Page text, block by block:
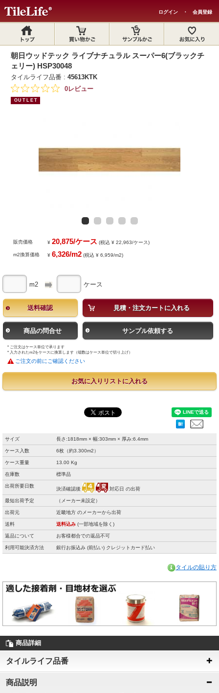
ログイン ・ 会員登録
朝日ウッドテック ライブナチュラル スーパー6(ブラックチ
ェリー) HSP30048
タイルライフ品番 :45613KTK
0レビュー
OUTLET
販売価格 ¥20,875/ケース (税込 ¥ 22,963/ケース)
m2換算価格 ¥6,326/m2 (税込 ¥ 6,959/m2)
m2 ケース
送料確認 見積・注文カートに入れる
商品の問合せ サンプル依頼する
* ご注文はケース単位で承ります
* 入力されたm2をケースに換算します（端数はケース単位で切り上げ）
ご注文の前にご確認ください
お気に入りリストに入れる
サイズ 長さ:1818mm × 幅:303mm × 厚み:6.4mm
ケース入数 6枚（約3.300m2）
ケース重量 13.00 Kg
在庫数 標準品
出荷所要日数
決済確認後 対応日 の出荷
最短出荷予定 （メーカー未設定）
出荷元 近畿地方 のメーカーから出荷
送料 送料込み (一部地域を除く)
返品について お客様都合での返品不可
利用可能決済方法 銀行お振込み (前払い) クレジットカード払い
タイルの貼り方
商品詳細
タイルライフ品番
商品説明